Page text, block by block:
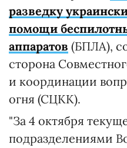
разведку
помощи
аппаратов (БПЛА),
сторона
и координации
огня (СЦКК).
"За 4 октября
подразделениями